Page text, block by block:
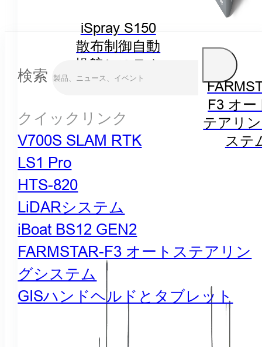
iSpray S150
散布制御自動
操舵システム
F3 オー
テアリ
ステ
検索
クイックリンク
V700S SLAM RTK
LS1 Pro
HTS-820
LiDARシステム
iBoat BS12 GEN2
FARMSTAR-F3 オートステアリン
グシステム
GISハンドヘルドとタブレット